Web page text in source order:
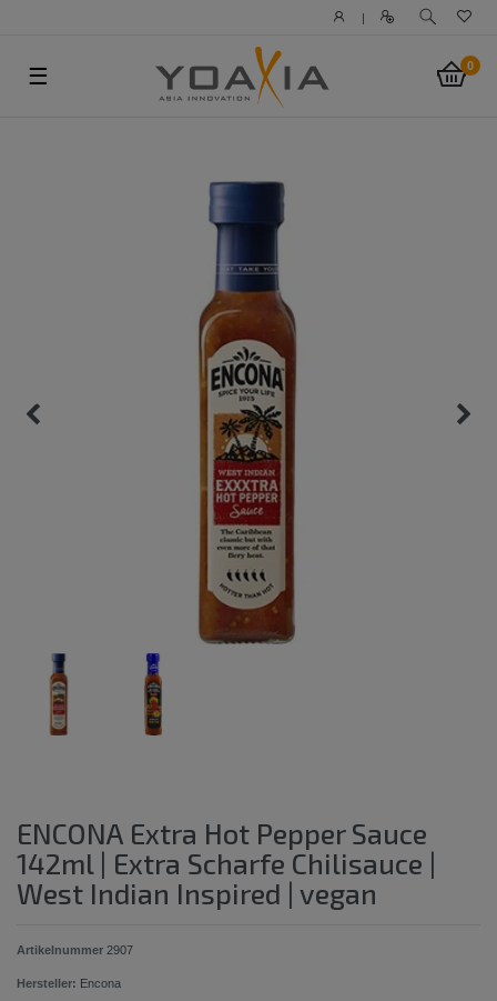
|
0
☰
ENCONA Extra Hot Pepper Sauce
142ml | Extra Scharfe Chilisauce |
West Indian Inspired | vegan
Artikelnummer 2907
Hersteller: Encona